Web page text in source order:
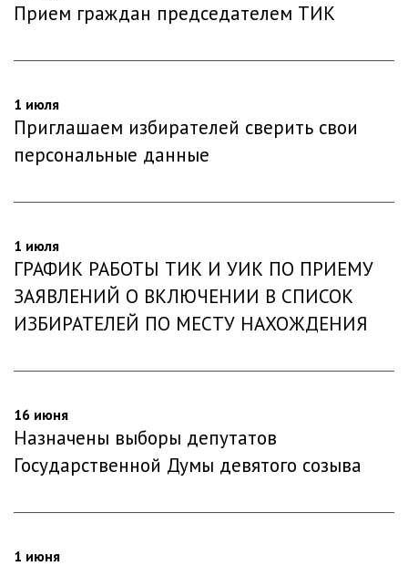
Прием граждан председателем ТИК
1 июля
Приглашаем избирателей сверить свои
персональные данные
1 июля
ГРАФИК РАБОТЫ ТИК И УИК ПО ПРИЕМУ
ЗАЯВЛЕНИЙ О ВКЛЮЧЕНИИ В СПИСОК
ИЗБИРАТЕЛЕЙ ПО МЕСТУ НАХОЖДЕНИЯ
16 июня
Назначены выборы депутатов
Государственной Думы девятого созыва
1 июня